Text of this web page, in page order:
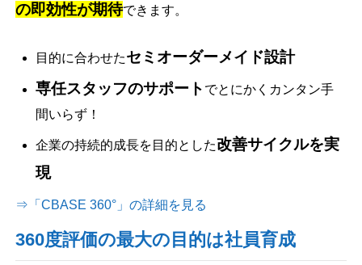
の即効性が期待できます。
目的に合わせたセミオーダーメイド設計
専任スタッフのサポート でとにかくカンタン手
間いらず！
企業の持続的成長を目的とした改善サイクルを実
現
⇒「CBASE 360°」の詳細を見る
360度評価の最大の目的は社員育成